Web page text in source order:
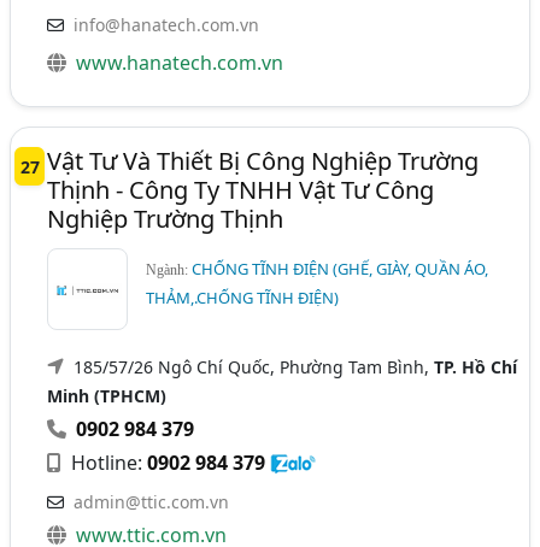
info@hanatech.com.vn
www.hanatech.com.vn
27 Vật Tư Và Thiết Bị Công Nghiệp Trường
Thịnh - Công Ty TNHH Vật Tư Công
Nghiệp Trường Thịnh
Ngành:CHỐNG TĨNH ĐIỆN (GHẾ, GIÀY, QUẦN ÁO,
THẢM,.CHỐNG TĨNH ĐIỆN)
185/57/26 Ngô Chí Quốc, Phường Tam Bình,TP. Hồ Chí
Minh (TPHCM)
0902 984 379
Hotline:0902 984 379
admin@ttic.com.vn
www.ttic.com.vn